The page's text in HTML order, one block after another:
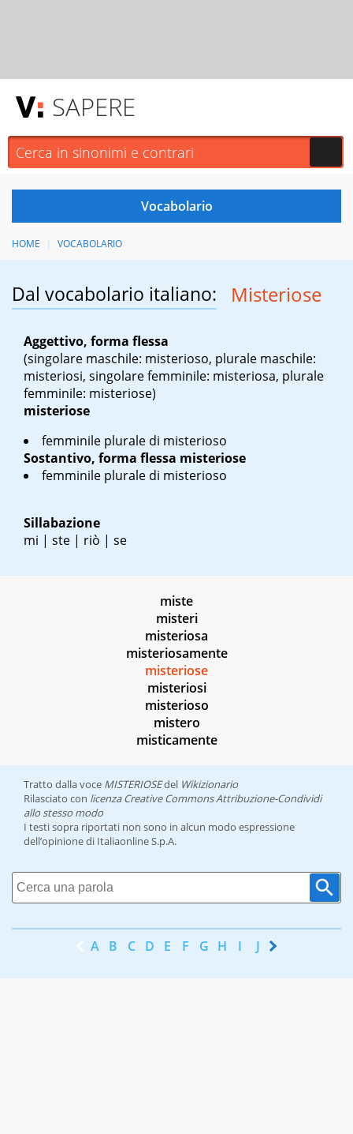
SAPERE
HOME VOCABOLARIO
Dal vocabolario italiano: Misteriose
Aggettivo, forma flessa
(singolare maschile: misterioso, plurale maschile:
misteriosi, singolare femminile: misteriosa, plurale
femminile: misteriose)
misteriose
femminile plurale di misterioso
Sostantivo, forma flessa misteriose
femminile plurale di misterioso
Sillabazione
mi | ste | riò | se
miste
misteri
misteriosa
misteriosamente
misteriose
misteriosi
misterioso
mistero
misticamente
Tratto dalla voce MISTERIOSEdel Wikizionario
Rilasciato con licenza Creative Commons Attribuzione-Condividi
allo stesso modo
I testi sopra riportati non sono in alcun modo espressione
dell’opinione di Italiaonline S.p.A.
A B C D E F G H I J K